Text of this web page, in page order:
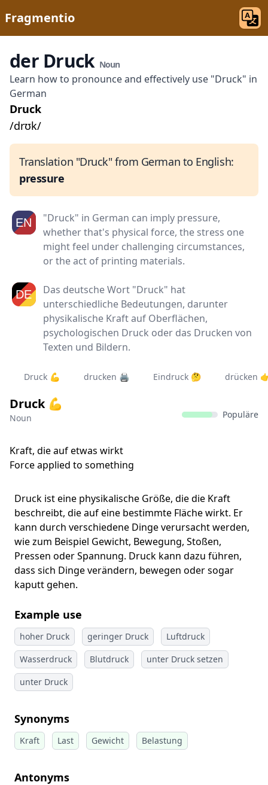
Fragmentio
der Druck Noun
Learn how to pronounce and effectively use "Druck" in
German
Druck
/drʊk/
Translation "Druck" from German to English:
pressure
"Druck" in German can imply pressure,
whether that's physical force, the stress one
might feel under challenging circumstances,
or the act of printing materials.
Das deutsche Wort "Druck" hat
unterschiedliche Bedeutungen, darunter
physikalische Kraft auf Oberflächen,
psychologischen Druck oder das Drucken von
Texten und Bildern.
Druck 💪 drucken 🖨️ Eindruck 🤔 drücken
Druck 💪
Noun Populäre
Kraft, die auf etwas wirkt
Force applied to something
Druck ist eine physikalische Größe, die die Kraft
beschreibt, die auf eine bestimmte Fläche wirkt. Er
kann durch verschiedene Dinge verursacht werden,
wie zum Beispiel Gewicht, Bewegung, Stoßen,
Pressen oder Spannung. Druck kann dazu führen,
dass sich Dinge verändern, bewegen oder sogar
kaputt gehen.
Example use
hoher Druck geringer Druck
Luftdruck
Wasserdruck
Blutdruck
unter Druck setzen
unter Druck
Synonyms
Kraft Last Gewicht Belastung
Antonyms